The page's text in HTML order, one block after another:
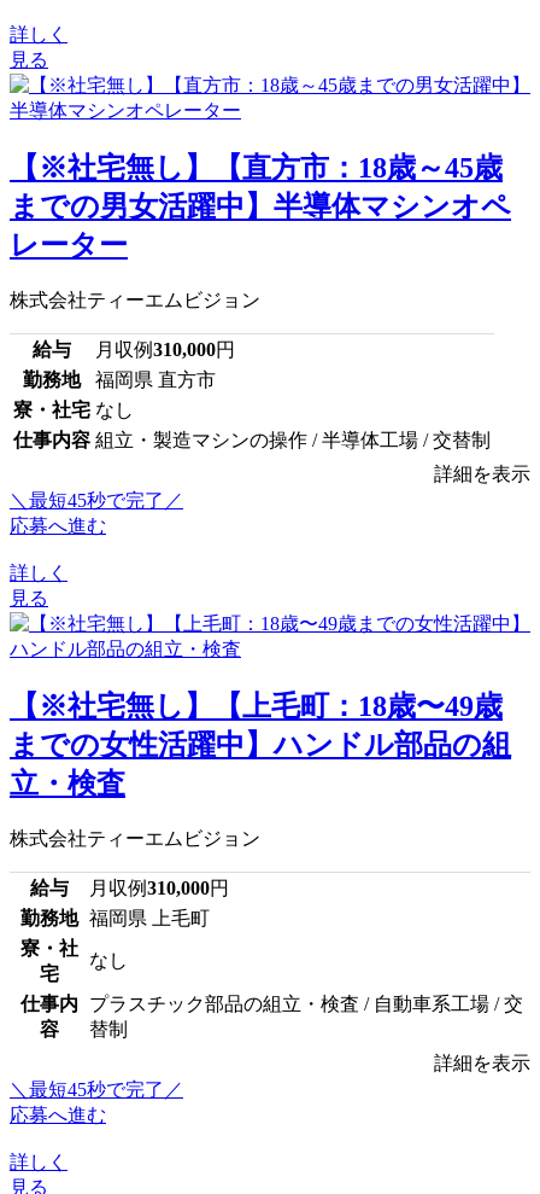
詳しく
見る
【※社宅無し】【直方市：18歳～45歳
までの男女活躍中】半導体マシンオペ
レーター
株式会社ティーエムビジョン
給与 月収例310,000円
勤務地
福岡県 直方市
寮・社宅 なし
仕事内容 組立・製造マシンの操作 / 半導体工場 / 交替制
詳細を表示
＼最短45秒で完了／
応募へ進む
詳しく
見る
【※社宅無し】【上毛町：18歳〜49歳
までの女性活躍中】ハンドル部品の組
立・検査
株式会社ティーエムビジョン
給与 月収例310,000円
勤務地 福岡県 上毛町
寮・社
宅
なし
仕事内
容
プラスチック部品の組立・検査 / 自動車系工場 / 交
替制
詳細を表示
＼最短45秒で完了／
応募へ進む
詳しく
見る